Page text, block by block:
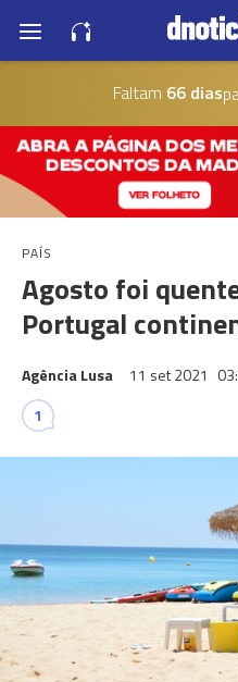
Faltam 66 dias
PAÍS
Agosto foi
Portugal
Agência Lusa 11 set 2021
1